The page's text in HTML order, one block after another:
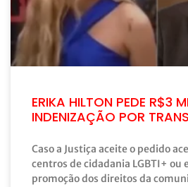
ERIKA HILTON PEDE R$3
INDENIZAÇÃO POR
Caso a Justiça aceite o pedido
centros de cidadania LGBTI+ ou
promoção dos direitos da